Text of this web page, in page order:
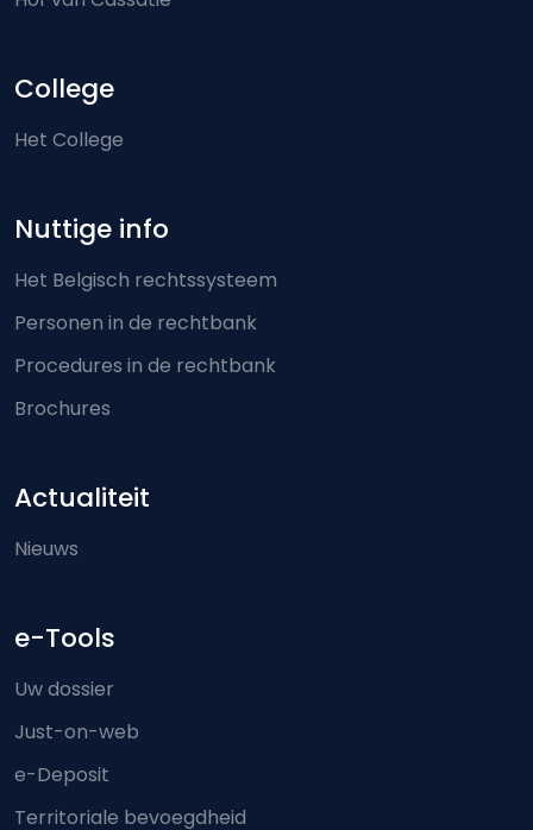
College
Het College
Nuttige info
Het Belgisch rechtssysteem
Personen in de rechtbank
Procedures in de rechtbank
Brochures
Actualiteit
Nieuws
e-Tools
Uw dossier
Just-on-web
e-Deposit
Territoriale bevoegdheid